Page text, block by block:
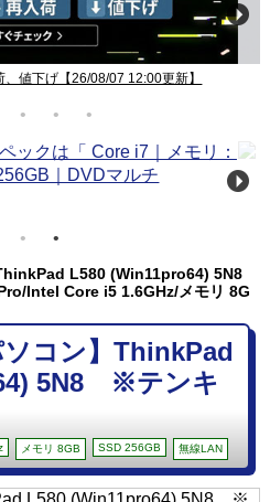
値下げ【26/08/07 12:00更新】
L580 (Win11pro64) 5N8
Intel Core i5 1.6GHz/メモリ 8G
コン】ThinkPad
5N8 ※テンキ
メモリ 8GB SSD 256GB 無線LAN